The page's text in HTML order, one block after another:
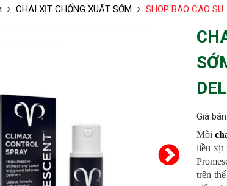
CHAI XỊT CHỐNG XUẤT SỚM SHOP BAO CAO SU
Giá bán:
Mỗi
liều xịt
trên